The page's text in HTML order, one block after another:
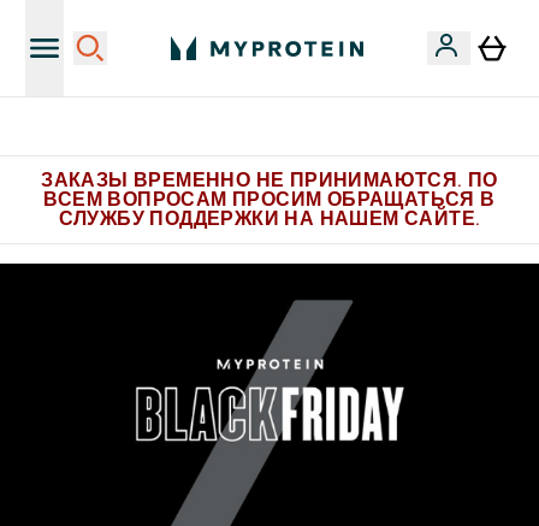
ЗАКАЗЫ ВРЕМЕННО НЕ ПРИНИМАЮТСЯ. ПО
ВСЕМ ВОПРОСАМ ПРОСИМ ОБРАЩАТЬСЯ В
СЛУЖБУ ПОДДЕРЖКИ НА НАШЕМ САЙТЕ.